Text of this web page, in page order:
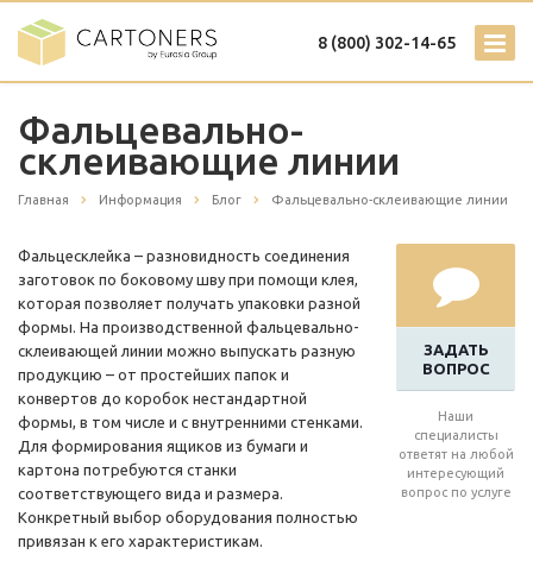
8 (800) 302-14-65
Фальцевально-
склеивающие линии
Главная Информация Блог Фальцевально-склеивающие линии
ЗАДАТЬ
ВОПРОС
Наши
специалисты
ответят на любой
интересующий
вопрос по услуге
Фальцесклейка – разновидность соединения
заготовок по боковому шву при помощи клея,
которая позволяет получать упаковки разной
формы. На производственной фальцевально-
склеивающей линии можно выпускать разную
продукцию – от простейших папок и
конвертов до коробок нестандартной
формы, в том числе и с внутренними стенками.
Для формирования ящиков из бумаги и
картона потребуются станки
соответствующего вида и размера.
Конкретный выбор оборудования полностью
привязан к его характеристикам.